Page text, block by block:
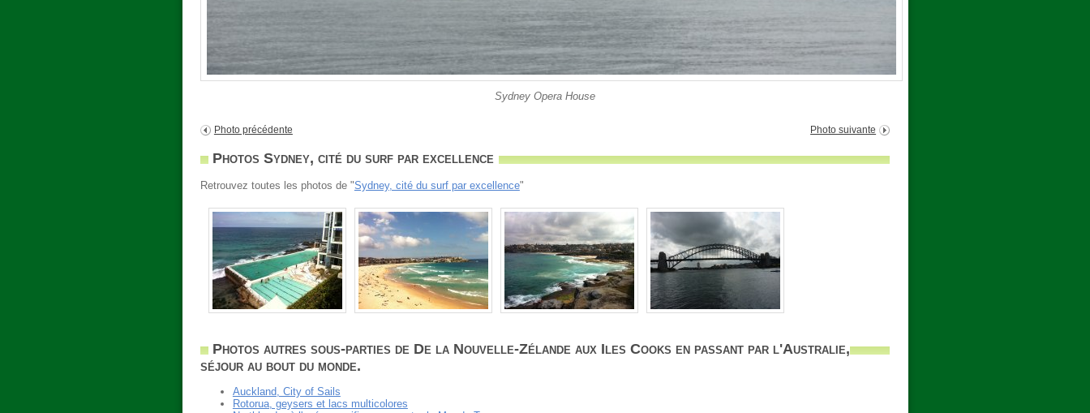
Sydney Opera House
Photo précédente Photo suivante
Photos Sydney, cité du surf par excellence
Retrouvez toutes les photos de "Sydney, cité du surf par excellence"
Photos autres sous-parties de De la Nouvelle-Zélande aux Iles Cooks en passant par l'Australie,
séjour au bout du monde.
Auckland, City of Sails
Rotorua, geysers et lacs multicolores